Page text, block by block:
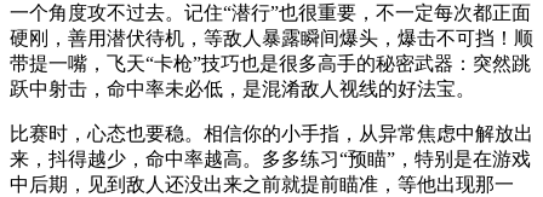
一个角度攻不过去。记住“潜行”也很重要，不一定每次都正面
硬刚，善用潜伏待机，等敌人暴露瞬间爆头，爆击不可挡！顺
带提一嘴，飞天“卡枪”技巧也是很多高手的秘密武器：突然跳
跃中射击，命中率未必低，是混淆敌人视线的好法宝。
比赛时，心态也要稳。相信你的小手指，从异常焦虑中解放出
来，抖得越少，命中率越高。多多练习“预瞄”，特别是在游戏
中后期，见到敌人还没出来之前就提前瞄准，等他出现那一